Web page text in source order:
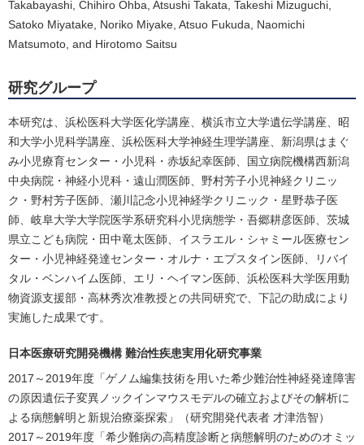
Takabayashi, Chihiro Ohba, Atsushi Takata, Takeshi Mizuguchi,
Satoko Miyatake, Noriko Miyake, Atsuo Fukuda, Naomichi
Matsumoto, and Hirotomo Saitsu
研究グループ
本研究は、浜松医科大学医化学講座、横浜市立大学遺伝学講座、昭
和大学小児科学講座、浜松医科大学神経生理学講座、新潟県はまぐ
み小児療育センター・小児科・赤坂紀幸医師、国立病院機構西新潟
中央病院・神経小児科・遠山潤医師、野村芳子小児神経クリニッ
ク・野村芳子医師、瀬川記念小児神経学クリニック・星野恭子医
師、岐阜大学大学院医学系研究科小児病態学・吾郷耕彦医師、茨城
県立こども病院・田中竜太医師、イスラエル・シャミール医療セン
ター・小児神経発達センター・オルナ・エプスタイン医師、リバイ
タル・ベンハイム医師、エリ・ヘイマン医師、浜松医科大学医用動
物資源支援部・高林秀次准教授との共同研究で、下記の助成により
実施した成果です。
日本医療研究開発機構 難治性疾患実用化研究事業
2017～2019年度「ゲノム編集技術を用いた希少難治性神経発達障害
の原因遺伝子変異ノックインマウスモデルの確立およびその解析に
よる病態解明と新規治療薬探索」（研究開発代表者 才津浩智）
2017～2019年度「希少難病の高精度診断と病態解明のためのオミッ